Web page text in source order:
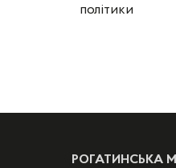
політики
РОГАТИНСЬКА